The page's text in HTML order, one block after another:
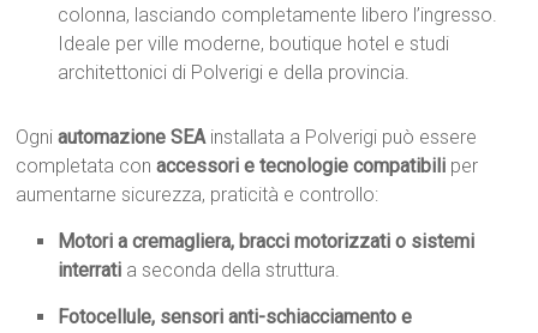
colonna, lasciando completamente libero l’ingresso.
Ideale per ville moderne, boutique hotel e studi
architettonici di Polverigi e della provincia.
Ogniautomazione SEAinstallata a Polverigi può essere
completata conaccessori e tecnologie compatibili per
aumentarne sicurezza, praticità e controllo:
Motori a cremagliera, bracci motorizzati o sistemi
interrati a seconda della struttura.
Fotocellule, sensori anti-schiacciamento e